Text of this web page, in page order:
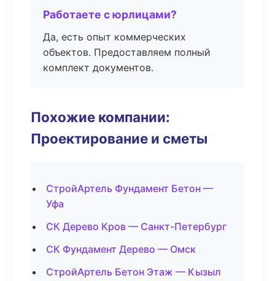
Работаете с юрлицами?
Да, есть опыт коммерческих
объектов. Предоставляем полный
комплект документов.
Похожие компании:
Проектирование и сметы
СтройАртель Фундамент Бетон —
Уфа
СК Дерево Кров — Санкт-Петербург
СК Фундамент Дерево — Омск
СтройАртель Бетон Этаж — Кызыл